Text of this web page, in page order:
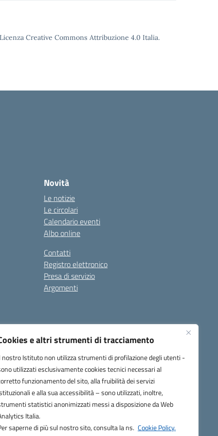
e altri strumenti di tracciamento
nostro Istituto non utilizza strumenti di profilazione degli utenti -
utilizzati esclusivamente cookies tecnici necessari al
funzionamento del sito, alla fruibilità dei servizi
e alla sua accessibilità – sono utilizzati, inoltre,
statistici anonimizzati messi a disposizione da Web
Italia.
saperne di più sul nostro sito, consulta la ns. Cookie Policy.
Creative Commons Attribuzione 4.0 Italia.
Novità
Le notizie
Le circolari
Calendario eventi
Albo online
Contatti
Registro elettronico
Presa di servizio
Argomenti